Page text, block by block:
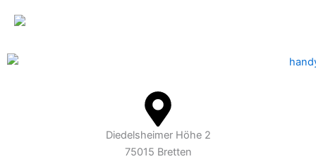
springen
Inhalt
Diedelsheimer Höhe 2
75015 Bretten